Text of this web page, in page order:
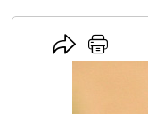
לחץ
כאן
לחץ
כאן